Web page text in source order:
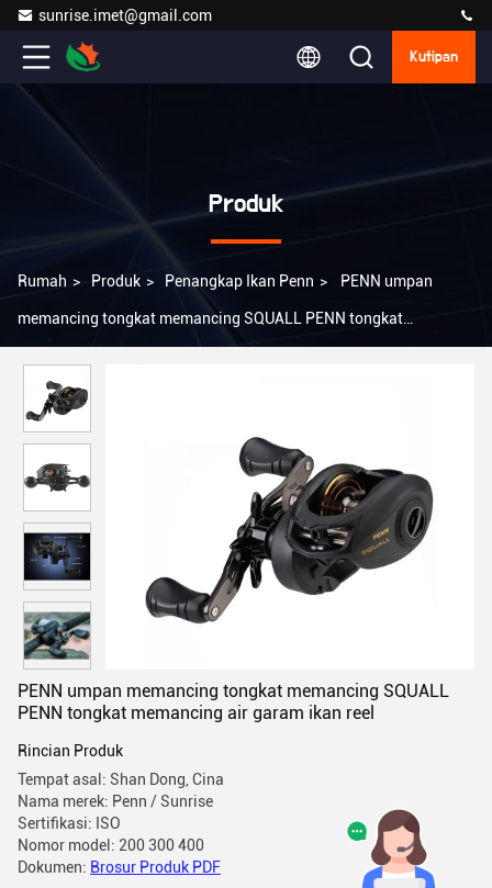
sunrise.imet@gmail.com
Kutipan
Produk
Rumah > Produk > Penangkap Ikan Penn > PENN umpan
memancing tongkat memancing SQUALL PENN tongkat
PENN umpan memancing tongkat memancing SQUALL
PENN tongkat memancing air garam ikan reel
Rincian Produk
Tempat asal: Shan Dong, Cina
Nama merek: Penn / Sunrise
Sertifikasi: ISO
Nomor model: 200 300 400
Dokumen: Brosur Produk PDF